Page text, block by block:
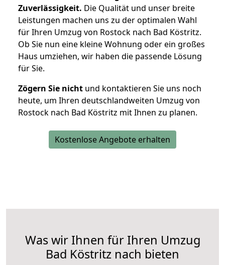
Zuverlässigkeit. Die Qualität und unser breite
Leistungen machen uns zu der optimalen Wahl
für Ihren Umzug von Rostock nach Bad Köstritz.
Ob Sie nun eine kleine Wohnung oder ein großes
Haus umziehen, wir haben die passende Lösung
für Sie.
Zögern Sie nicht und kontaktieren Sie uns noch
heute, um Ihren deutschlandweiten Umzug von
Rostock nach Bad Köstritz mit Ihnen zu planen.
Kostenlose Angebote erhalten
Was wir Ihnen für Ihren Umzug
Bad Köstritz nach bieten